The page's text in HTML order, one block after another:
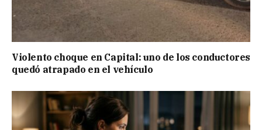
Violento choque en Capital: uno de los conductores
quedó atrapado en el vehículo